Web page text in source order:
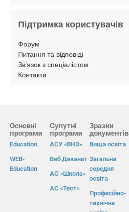
Підтримка користувачів
Форум
Питання та відповіді
Зв’язок з спеціалістом
Контакти
Основні
програми
Education
WEB-
Education
Супутні
програми
АСУ «ВНЗ»
Веб Деканат
АС «Школа»
АС «Тест»
Зразки
документів
Вища освіта
Загальна
середня
освіта
Професійно-
технічна